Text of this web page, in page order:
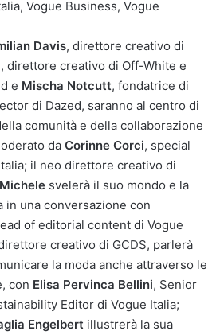
Vogue Business, Vogue
Davis, direttore creativo di
, direttore creativo di Off-White e
e Mischa Notcutt, fondatrice di
di Dazed, saranno al centro di
comunità e della collaborazione
da Corinne Corci, special
il neo direttore creativo di
svelerà il suo mondo e la
in una conversazione con
of editorial content di Vogue
creativo di GCDS, parlerà
la moda anche attraverso le
con Elisa Pervinca Bellini, Senior
Editor di Vogue Italia;
Engelbert illustrerà la sua